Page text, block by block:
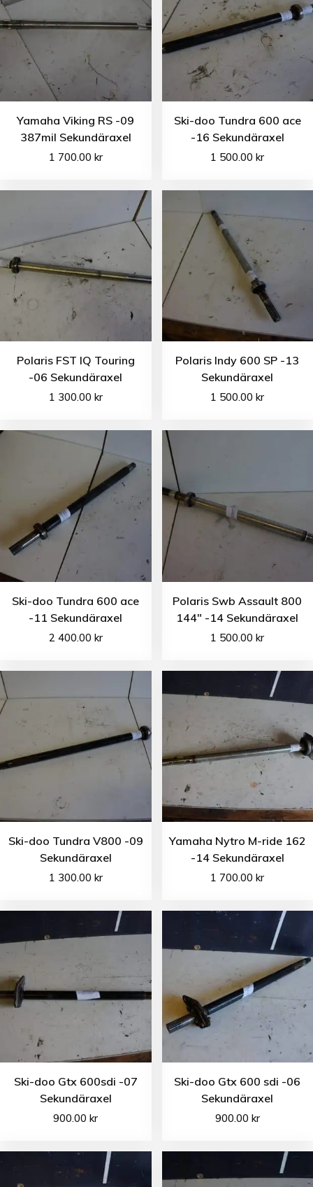
Yamaha Viking RS -09
387mil Sekundäraxel
1 700.00 kr
Ski-doo Tundra 600 ace
-16 Sekundäraxel
1 500.00kr
Polaris FST IQ Touring
-06 Sekundäraxel
1 300.00 kr
Polaris Indy 600 SP -13
Sekundäraxel
1 500.00kr
Ski-doo Tundra 600 ace
-11 Sekundäraxel
2 400.00 kr
Polaris Swb Assault 800
144″ -14 Sekundäraxel
1 500.00kr
Ski-doo Tundra V800 -09
Sekundäraxel
1 300.00 kr
Yamaha Nytro M-ride 162
-14 Sekundäraxel
1 700.00kr
Ski-doo Gtx 600sdi -07
Sekundäraxel
900.00kr
Ski-doo Gtx 600 sdi -06
Sekundäraxel
900.00 kr